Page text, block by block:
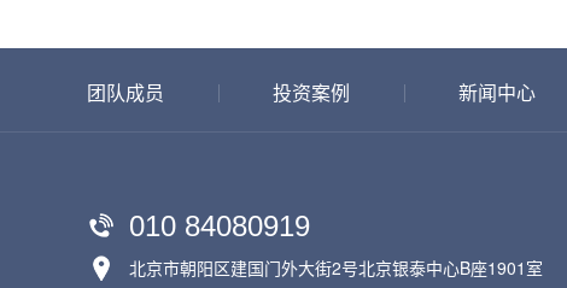
团队成员 投资案例 新闻中心
010 84080919
北京市朝阳区建国门外大街2号北京银泰中心B座1901室